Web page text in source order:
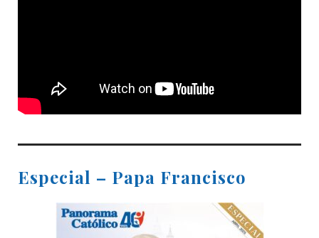
Especial – Papa Francisco